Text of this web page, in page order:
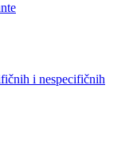
i nespecifičnih